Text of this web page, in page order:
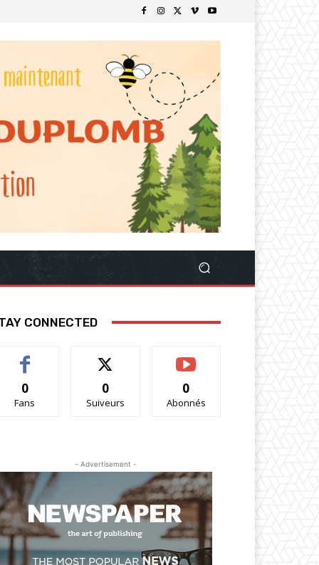
CONNECTED
0
Fans
0
Suiveurs
0
Abonnés
- Advertisement -